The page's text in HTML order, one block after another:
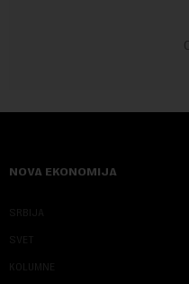
NOVA EKONOMIJA
SRBIJA
SVET
KOLUMNE